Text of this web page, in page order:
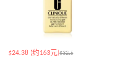
$24.38 (约163元)$32.5